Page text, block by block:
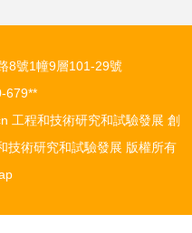
的核心要點與實踐
指南
8號1幢9層101-29號
679**
工程和技術研究和試驗發展 創
技術研究和試驗發展 版權所有